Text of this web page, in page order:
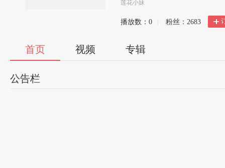
莲花小妹
播放数： 0 粉丝： 2683
首页 视频 专辑
公告栏